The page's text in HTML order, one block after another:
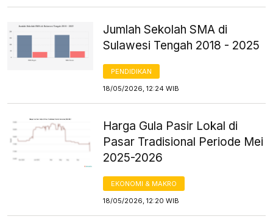
Jumlah Sekolah SMA di
Sulawesi Tengah 2018 - 2025
PENDIDIKAN
18/05/2026, 12:24 WIB
Harga Gula Pasir Lokal di
Pasar Tradisional Periode Mei
2025-2026
EKONOMI & MAKRO
18/05/2026, 12:20 WIB